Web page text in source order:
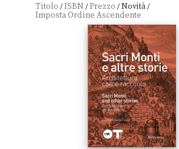
Titolo /ISBN /Prezzo /Novità/